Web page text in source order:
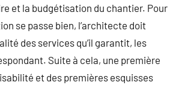
et la budgétisation du chantier. Pour
se passe bien, l’architecte doit
des services qu’il garantit, les
Suite à cela, une première
et des premières esquisses